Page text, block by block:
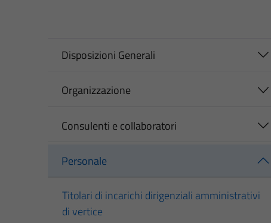
Disposizioni Generali
Organizzazione
Consulenti e collaboratori
Personale
Titolari di incarichi dirigenziali amministrativi
di vertice